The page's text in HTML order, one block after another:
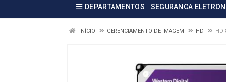
DEPARTAMENTOS SEGURANCA
INÍCIO GERENCIAMENTO DE IMAGEM HD HD